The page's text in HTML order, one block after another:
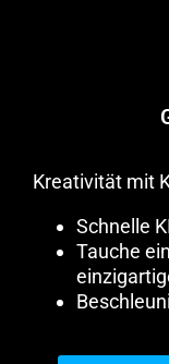
Kreativität mit
Schnelle
Tauche